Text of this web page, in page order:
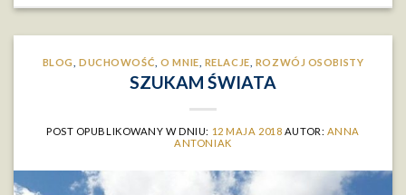
BLOG ,DUCHOWOŚĆ ,O MNIE RELACJE ROZWÓJ OSOBISTY
SZUKAM ŚWIATA
POST OPUBLIKOWANY W DNIU: 12 MAJA 2018 AUTOR: ANNA
ANTONIAK